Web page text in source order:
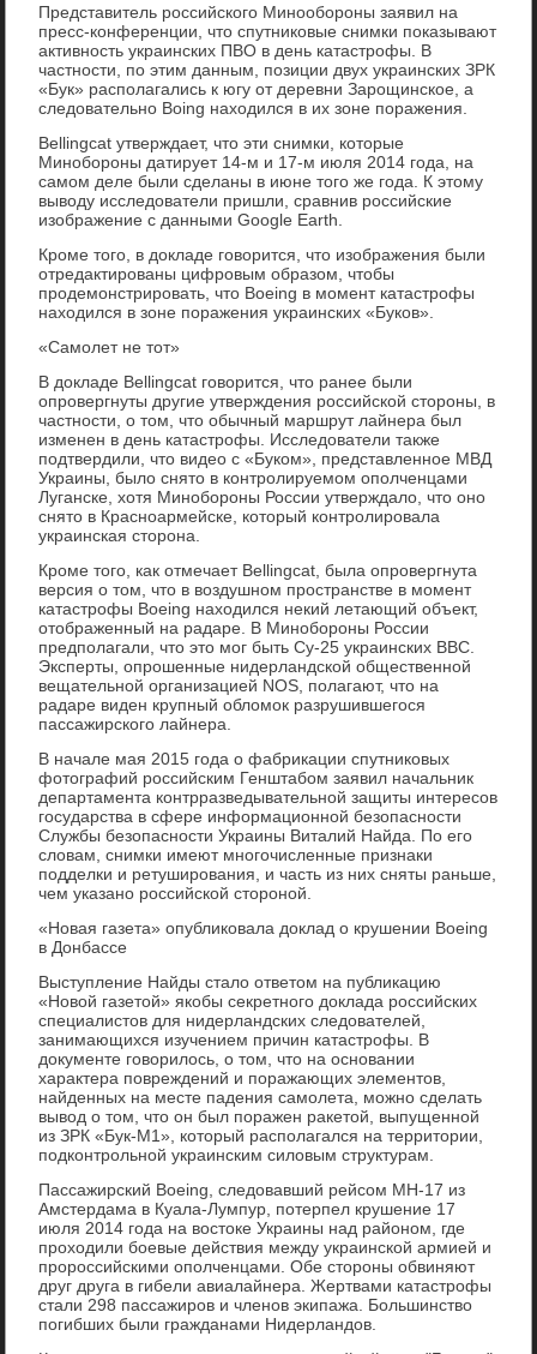
Представитель российского Минообороны заявил на
пресс-конференции, что спутниковые снимки показывают
активность украинских ПВО в день катастрофы. В
частности, по этим данным, позиции двух украинских ЗРК
«Бук» располагались к югу от деревни Зарощинское, а
следовательно Boing находился в их зоне поражения.
Bellingcat утверждает, что эти снимки, которые
Минобороны датирует 14-м и 17-м июля 2014 года, на
самом деле были сделаны в июне того же года. К этому
выводу исследователи пришли, сравнив российские
изображение с данными Google Earth.
Кроме того, в докладе говорится, что изображения были
отредактированы цифровым образом, чтобы
продемонстрировать, что Boeing в момент катастрофы
находился в зоне поражения украинских «Буков».
«Самолет не тот»
В докладе Bellingcat говорится, что ранее были
опровергнуты другие утверждения российской стороны, в
частности, о том, что обычный маршрут лайнера был
изменен в день катастрофы. Исследователи также
подтвердили, что видео с «Буком», представленное МВД
Украины, было снято в контролируемом ополченцами
Луганске, хотя Минобороны России утверждало, что оно
снято в Красноармейске, который контролировала
украинская сторона.
Кроме того, как отмечает Bellingcat, была опровергнута
версия о том, что в воздушном пространстве в момент
катастрофы Boeing находился некий летающий объект,
отображенный на радаре. В Минобороны России
предполагали, что это мог быть Су-25 украинских ВВС.
Эксперты, опрошенные нидерландской общественной
вещательной организацией NOS, полагают, что на
радаре виден крупный обломок разрушившегося
пассажирского лайнера.
В начале мая 2015 года о фабрикации спутниковых
фотографий российским Генштабом заявил начальник
департамента контрразведывательной защиты интересов
государства в сфере информационной безопасности
Службы безопасности Украины Виталий Найда. По его
словам, снимки имеют многочисленные признаки
подделки и ретуширования, и часть из них сняты раньше,
чем указано российской стороной.
«Новая газета» опубликовала доклад о крушении Boeing
в Донбассе
Выступление Найды стало ответом на публикацию
«Новой газетой» якобы секретного доклада российских
специалистов для нидерландских следователей,
занимающихся изучением причин катастрофы. В
документе говорилось, о том, что на основании
характера повреждений и поражающих элементов,
найденных на месте падения самолета, можно сделать
вывод о том, что он был поражен ракетой, выпущенной
из ЗРК «Бук-М1», который располагался на территории,
подконтрольной украинским силовым структурам.
Пассажирский Boeing, следовавший рейсом MH-17 из
Амстердама в Куала-Лумпур, потерпел крушение 17
июля 2014 года на востоке Украины над районом, где
проходили боевые действия между украинской армией и
пророссийскими ополченцами. Обе стороны обвиняют
друг друга в гибели авиалайнера. Жертвами катастрофы
стали 298 пассажиров и членов экипажа. Большинство
погибших были гражданами Нидерландов.